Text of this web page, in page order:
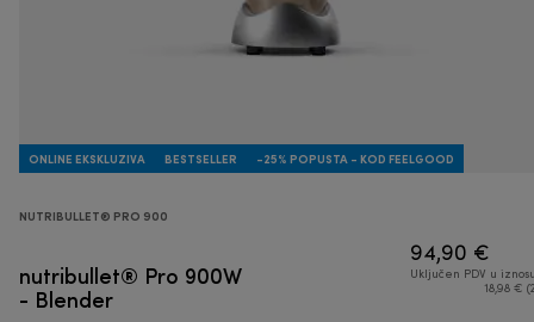
ONLINE EKSKLUZIVA BESTSELLER -25% POPUSTA - KOD FEELGOOD
NUTRIBULLET® PRO 900
nutribullet® Pro 900W
- Blender
94,90 €
Uključen PDV u
18,98 €